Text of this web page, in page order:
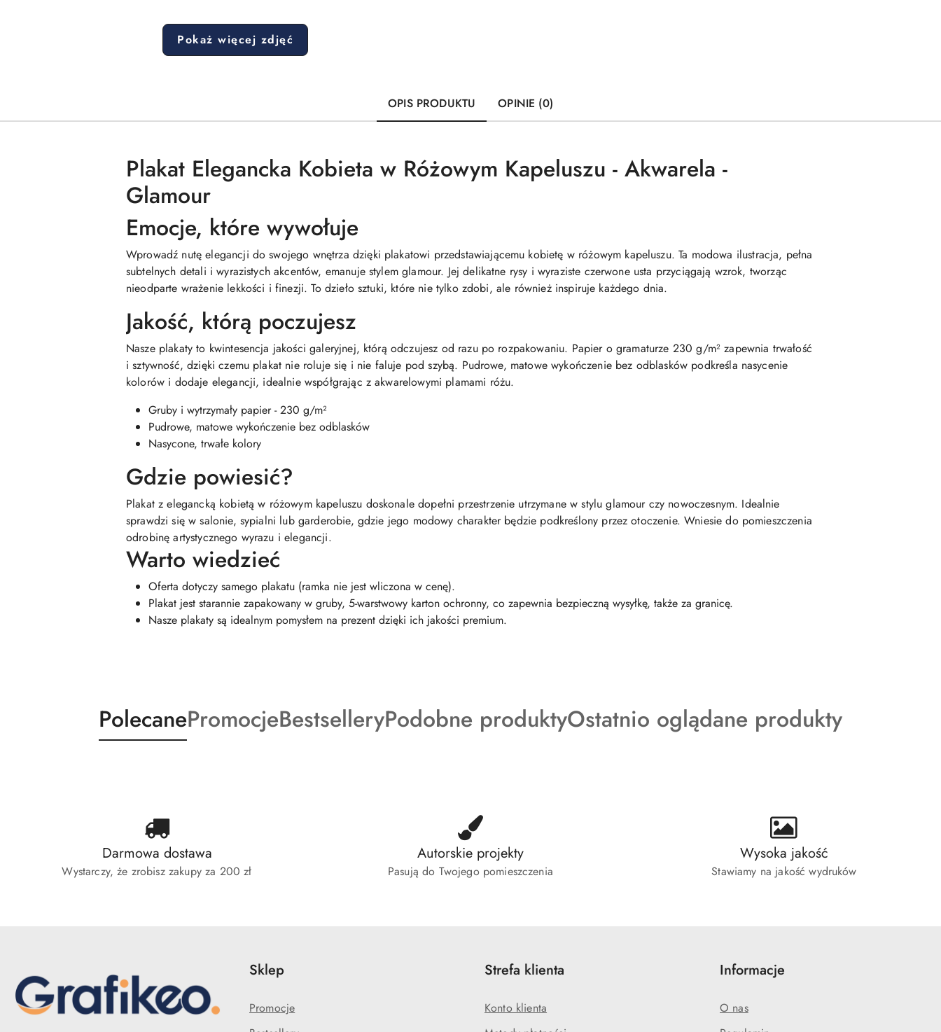
Pokaż więcej zdjęć
OPIS PRODUKTU OPINIE (0)
Plakat Elegancka Kobieta w Różowym Kapeluszu - Akwarela -
Glamour
Emocje, które wywołuje
Wprowadź nutę elegancji do swojego wnętrza dzięki plakatowi przedstawiającemu kobietę w różowym kapeluszu. Ta modowa ilustracja, pełna
subtelnych detali i wyrazistych akcentów, emanuje stylem glamour. Jej delikatne rysy i wyraziste czerwone usta przyciągają wzrok, tworząc
nieodparte wrażenie lekkości i finezji. To dzieło sztuki, które nie tylko zdobi, ale również inspiruje każdego dnia.
Jakość, którą poczujesz
Nasze plakaty to kwintesencja jakości galeryjnej, którą odczujesz od razu po rozpakowaniu. Papier o gramaturze 230 g/m² zapewnia trwałość
i sztywność, dzięki czemu plakat nie roluje się i nie faluje pod szybą. Pudrowe, matowe wykończenie bez odblasków podkreśla nasycenie
kolorów i dodaje elegancji, idealnie współgrając z akwarelowymi plamami różu.
Gruby i wytrzymały papier - 230 g/m²
Pudrowe, matowe wykończenie bez odblasków
Nasycone, trwałe kolory
Gdzie powiesić?
Plakat z elegancką kobietą w różowym kapeluszu doskonale dopełni przestrzenie utrzymane w stylu glamour czy nowoczesnym. Idealnie
sprawdzi się w salonie, sypialni lub garderobie, gdzie jego modowy charakter będzie podkreślony przez otoczenie. Wniesie do pomieszczenia
odrobinę artystycznego wyrazu i elegancji.
Warto wiedzieć
Oferta dotyczy samego plakatu (ramka nie jest wliczona w cenę).
Plakat jest starannie zapakowany w gruby, 5-warstwowy karton ochronny, co zapewnia bezpieczną wysyłkę, także za granicę.
Nasze plakaty są idealnym pomysłem na prezent dzięki ich jakości premium.
Pomiń karuzelę produktów
Produkty
o
PolecaneProdukty
o
PromocjeProdukty
BestselleryProdukty
Podobne produktyProdukty
Ostatnio oglądane produkty
Darmowa dostawa
Wystarczy, że zrobisz zakupy za 200 zł
Autorskie projekty
Pasują do Twojego pomieszczenia
Wysoka jakość
Stawiamy na jakość wydruków
Sklep
Promocje
Strefa klienta
Konto klienta
Informacje
O nas